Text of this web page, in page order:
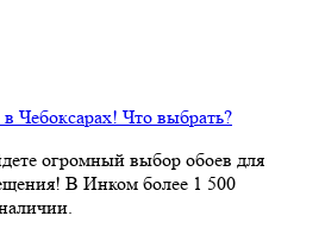
Чебоксарах! Что выбрать?
огромный выбор обоев для
В Инком более 1 500